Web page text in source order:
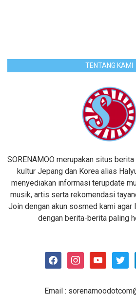
TENTANG KAMI
SORENAMOO merupakan situs
kultur Jepang dan Korea alias
menyediakan informasi terupdate
musik, artis serta rekomendasi
Join dengan akun sosmed kami agar
dengan berita-berita paling
facebookinstagramyoutubetwitter
Email :